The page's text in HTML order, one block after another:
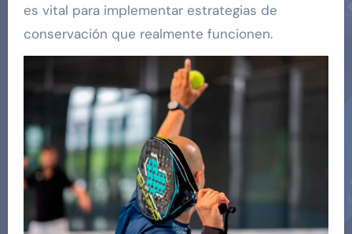
es vital para implementar estrategias de
conservación que realmente funcionen.